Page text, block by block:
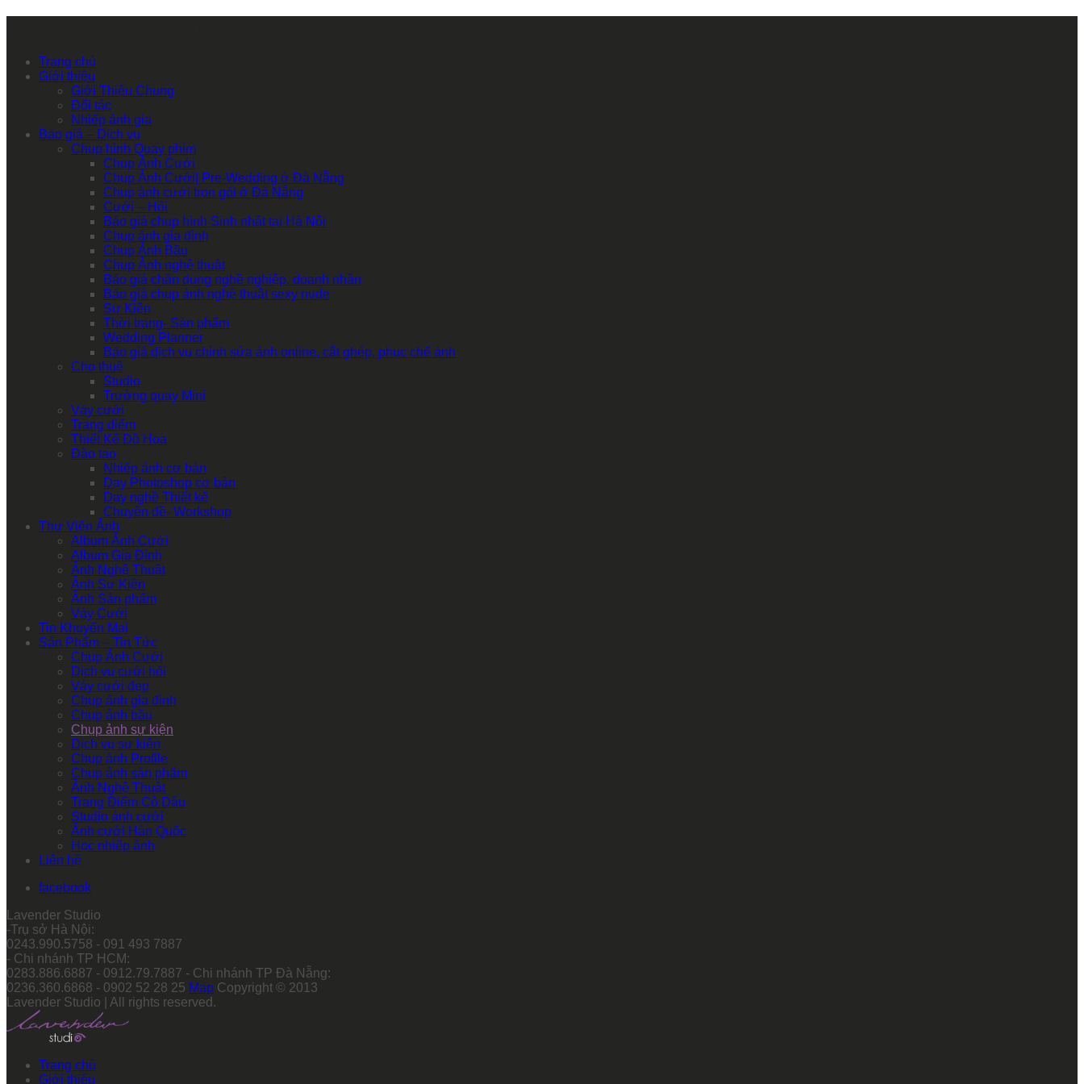
Trang chủ
Giới thiệu
Giới Thiệu Chung
Đối tác
Nhiếp ảnh gia
Báo giá – Dịch vụ
Chụp hình Quay phim
Chụp Ảnh Cưới
Chụp Ảnh Cưới| Pre-Wedding ở Đà Nẵng
Chụp ảnh cưới trọn gói ở Đà Nẵng
Cưới – Hỏi
Báo giá chụp hình Sinh nhật tại Hà Nội
Chụp ảnh gia đình
Chụp Ảnh Bầu
Chụp Ảnh nghệ thuật
Báo giá chân dung nghề nghiệp, doanh nhân
Báo giá chụp ảnh nghệ thuật sexy nude
Sự Kiện
Thời trang- Sản phẩm
Wedding Planner
Báo giá dịch vụ chỉnh sửa ảnh online, cắt ghép, phục chế ảnh
Cho thuê
Studio
Trường quay Mini
Váy cưới
Trang điểm
Thiết Kế Đồ Họa
Đào tạo
Nhiếp ảnh cơ bản
Dạy Photoshop cơ bản
Dạy nghề Thiết kế
Chuyên đề- Workshop
Thư Viện Ảnh
Album Ảnh Cưới
Album Gia Đình
Ảnh Nghệ Thuật
Ảnh Sự Kiện
Ảnh Sản phẩm
Váy Cưới
Tin Khuyến Mại
Sản Phẩm – Tin Tức
Chụp Ảnh Cưới
Dịch vụ cưới hỏi
Váy cưới đẹp
Chụp ảnh gia đình
Chụp ảnh bầu
Chụp ảnh sự kiện
Dịch vụ sự kiện
Chụp ảnh Profile
Chụp ảnh sản phẩm
Ảnh Nghệ Thuật
Trang Điểm Cô Dâu
Studio ảnh cưới
Ảnh cưới Hàn Quốc
Học nhiếp ảnh
Liên hệ
facebook
Lavender Studio
-Trụ sở Hà Nội:
0243.990.5758 - 091 493 7887
- Chi nhánh TP HCM:
0283.886.6887 - 0912.79.7887 - Chi nhánh TP Đà Nẵng:
0236.360.6868 - 0902 52 28 25 Map Copyright © 2013
Lavender Studio | All rights reserved.
Trang chủ
Giới thiệu